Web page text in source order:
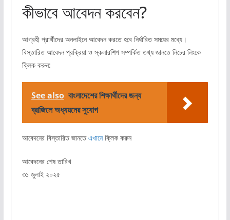
কীভাবে আবেদন করবেন?
আগ্রহী প্রার্থীদের অনলাইনে আবেদন করতে হবে নির্ধারিত সময়ের মধ্যে।
বিস্তারিত আবেদন প্রক্রিয়া ও স্কলারশিপ সম্পর্কিত তথ্য জানতে নিচের লিংকে
ক্লিক করুন:
See also বাংলাদেশের শিক্ষার্থীদের জন্য
ব্রাজিলে অধ্যয়নের সুযোগ
আবেদনের বিস্তারিত জানতেএখানেক্লিক করুন
আবেদনের শেষ তারিখ
৩১ জুলাই ২০২৫